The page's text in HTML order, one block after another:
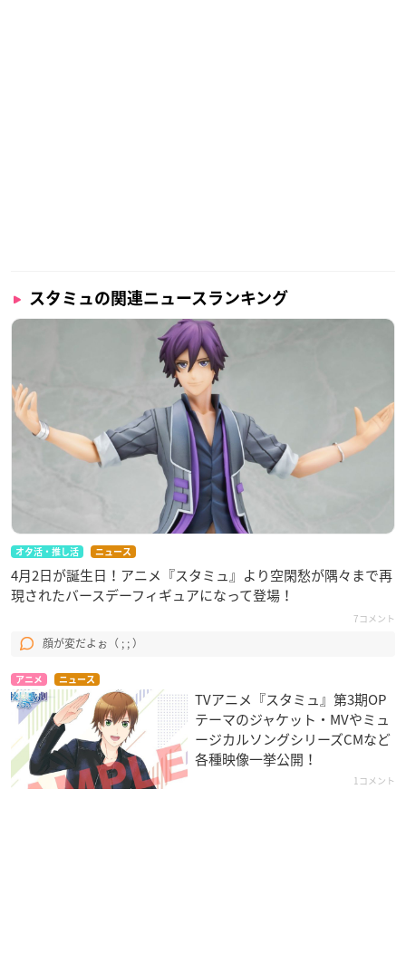
スタミュの関連ニュースランキング
オタ活・推し活 ニュース
4月2日が誕生日！アニメ『スタミュ』より空閑愁が隅々まで再
現されたバースデーフィギュアになって登場！
7コメント
顔が変だよぉ（ ; ; ）
アニメ ニュース
TVアニメ『スタミュ』第3期OP
テーマのジャケット・MVやミュ
ージカルソングシリーズCMなど
各種映像一挙公開！
1コメント